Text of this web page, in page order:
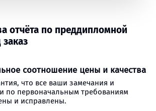
отчёта по преддипломной
соотношение цены и качества
что все ваши замечания и
по первоначальным требованиям
и исправлены.